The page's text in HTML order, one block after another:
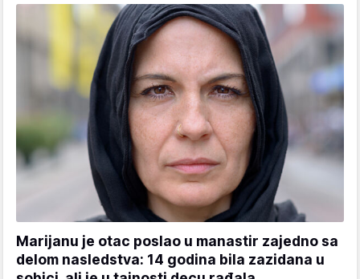
Marijanu je otac poslao u manastir zajedno sa
delom nasledstva: 14 godina bila zazidana u